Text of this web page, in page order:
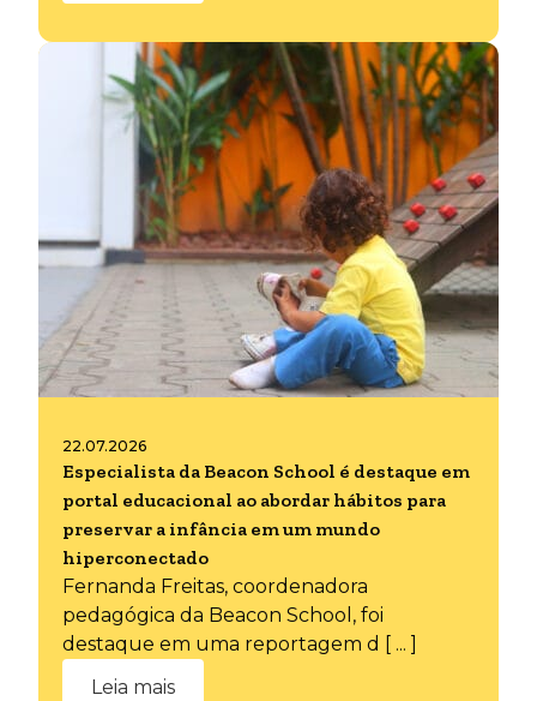
22.07.2026
Especialista da Beacon School é destaque em
portal educacional ao abordar hábitos para
preservar a infância em um mundo
hiperconectado
Fernanda Freitas, coordenadora
pedagógica da Beacon School, foi
destaque em uma reportagem d [ ... ]
Leia mais